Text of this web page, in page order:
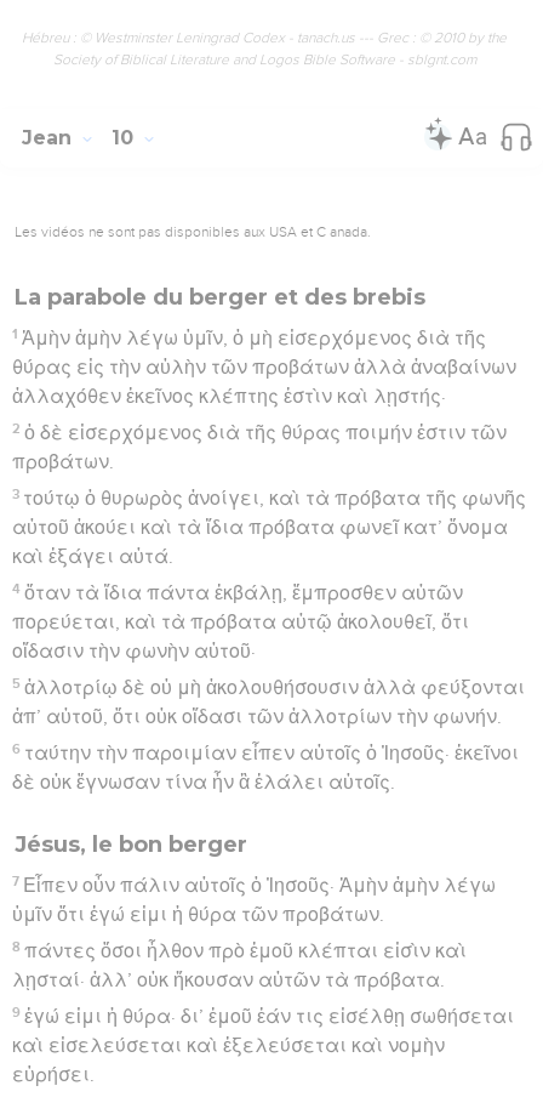
Hébreu : © Westminster Leningrad Codex - tanach.us --- Grec : © 2010 by the
Society of Biblical Literature and Logos Bible Software - sblgnt.com
Jean 10
Les vidéos ne sont pas disponibles aux USA et C anada.
La parabole du berger et des brebis
1 Ἀμὴν ἀμὴν λέγω ὑμῖν, ὁ μὴ εἰσερχόμενος διὰ τῆς
θύρας εἰς τὴν αὐλὴν τῶν προβάτων ἀλλὰ ἀναβαίνων
ἀλλαχόθεν ἐκεῖνος κλέπτης ἐστὶν καὶ λῃστής·
2 ὁ δὲ εἰσερχόμενος διὰ τῆς θύρας ποιμήν ἐστιν τῶν
προβάτων.
3 τούτῳ ὁ θυρωρὸς ἀνοίγει, καὶ τὰ πρόβατα τῆς φωνῆς
αὐτοῦ ἀκούει καὶ τὰ ἴδια πρόβατα φωνεῖ κατ’ ὄνομα
καὶ ἐξάγει αὐτά.
4 ὅταν τὰ ἴδια πάντα ἐκβάλῃ, ἔμπροσθεν αὐτῶν
πορεύεται, καὶ τὰ πρόβατα αὐτῷ ἀκολουθεῖ, ὅτι
οἴδασιν τὴν φωνὴν αὐτοῦ·
5 ἀλλοτρίῳ δὲ οὐ μὴ ἀκολουθήσουσιν ἀλλὰ φεύξονται
ἀπ’ αὐτοῦ, ὅτι οὐκ οἴδασι τῶν ἀλλοτρίων τὴν φωνήν.
6 ταύτην τὴν παροιμίαν εἶπεν αὐτοῖς ὁ Ἰησοῦς· ἐκεῖνοι
δὲ οὐκ ἔγνωσαν τίνα ἦν ἃ ἐλάλει αὐτοῖς.
Jésus, le bon berger
7 Εἶπεν οὖν πάλιν αὐτοῖς ὁ Ἰησοῦς· Ἀμὴν ἀμὴν λέγω
ὑμῖν ὅτι ἐγώ εἰμι ἡ θύρα τῶν προβάτων.
8 πάντες ὅσοι ἦλθον πρὸ ἐμοῦ κλέπται εἰσὶν καὶ
λῃσταί· ἀλλ’ οὐκ ἤκουσαν αὐτῶν τὰ πρόβατα.
9 ἐγώ εἰμι ἡ θύρα· δι’ ἐμοῦ ἐάν τις εἰσέλθῃ σωθήσεται
καὶ εἰσελεύσεται καὶ ἐξελεύσεται καὶ νομὴν
εὑρήσει.